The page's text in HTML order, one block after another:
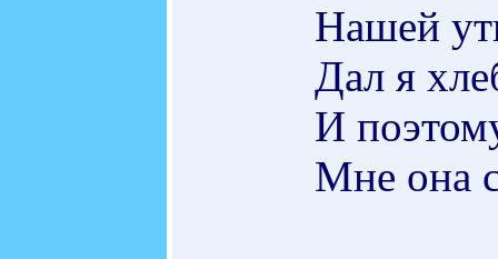
Нашей
Дал я
И
Мне она